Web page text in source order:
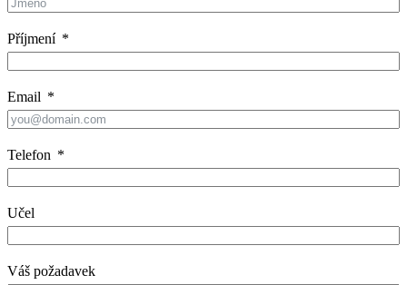
Příjmení
Email
Telefon
Učel
Váš požadavek